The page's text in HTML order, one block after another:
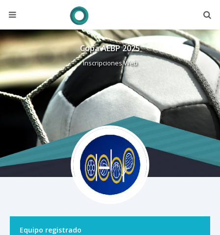
Copa AEBP 2025
Inscripciones Web
Equipo registrado